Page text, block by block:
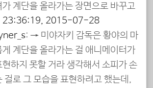
계단을 올라가는 장면으로 바꾸고
23:36:19, 2015-07-28
: → 미야자키 감독은 황야의 마
게 계단을 올라가는 걸 애니메이터가
하지 못할 거라 생각해서 소피가 손
걸로 그 모습을 표현하려고 했는데,